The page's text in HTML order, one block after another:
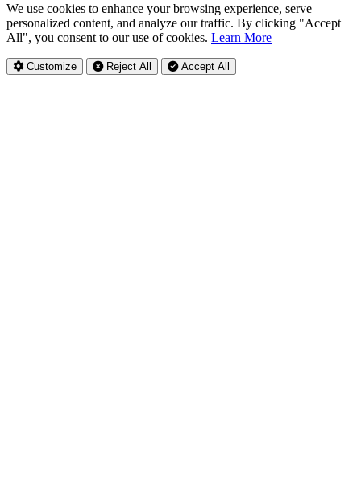
We use cookies to enhance your browsing experience, serve
personalized content, and analyze our traffic. By clicking "Accept
All", you consent to our use of cookies. Learn More
Customize Reject All Accept All